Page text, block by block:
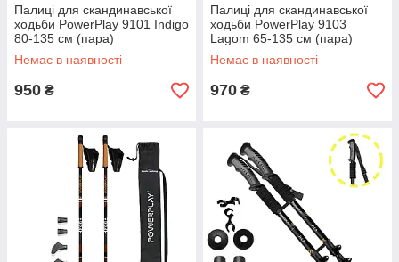
Палиці для скандинавської
ходьби PowerPlay 9101 Indigo
80-135 см (пара)
Немає в наявності
950 ₴
Палиці для скандинавської
ходьби PowerPlay 9103
Lagom 65-135 см (пара)
Немає в наявності
970 ₴